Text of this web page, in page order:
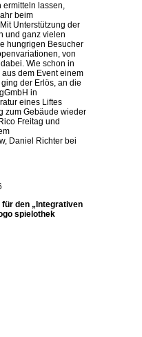
ermitteln lassen,
beim
Unterstützung der
und ganz vielen
hungrigen Besucher
von
Wie schon in
dem Event einem
der Erlös, an die
in
eines Liftes
zum Gebäude wieder
Freitag und
Daniel Richter bei
für den „Integrativen